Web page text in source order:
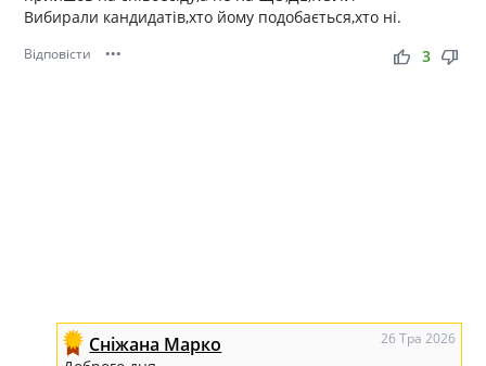
Вибирали кандидатів,хто йому подобається,хто ні.
Відповісти ••• thumb_up thumb_down
3
Сніжана Марко 26 Тра 2026